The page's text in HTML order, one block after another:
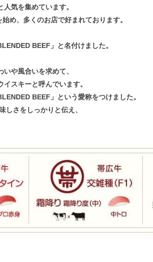
気を集めています。
め、多くのお店で好まれております。
BEEF」と名付けました。
や風合いを求めて、
スキーと呼んでいます。
BEEF」という愛称をつけました。
しさをしっかりと伝え、